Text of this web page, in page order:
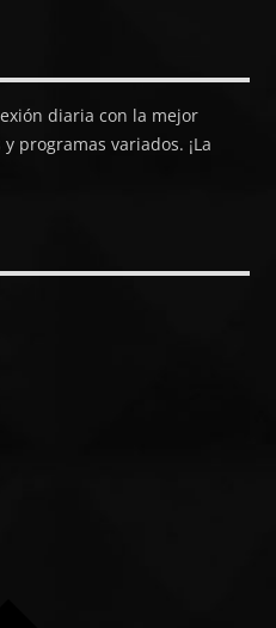
diaria con la mejor
programas variados. ¡La